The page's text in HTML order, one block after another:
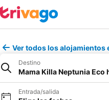
Ver todos los alojamientos
Destino
Mama Killa Neptunia Eco
Entrada/salida